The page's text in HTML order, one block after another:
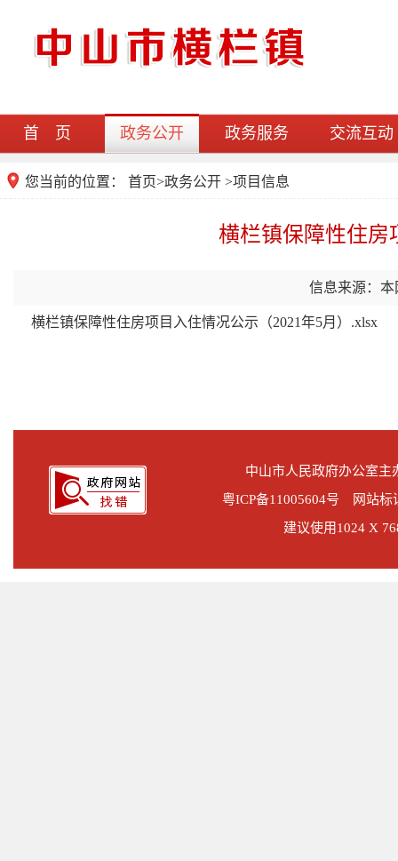
首 页 政务公开 政务服务 交流互动
您当前的位置： 首页>政务公开 >项目信息
横栏镇保障性住房
信息来源：本
横栏镇保障性住房项目入住情况公示（2021年5月）.xlsx
中山市人民政府办公室
粤ICP备11005604号 网站标
建议使用1024 X